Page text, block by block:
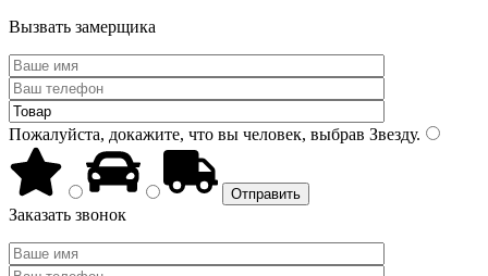
Вызвать замерщика
Пожалуйста, докажите, что вы человек, выбрав Звезду.
Заказать звонок